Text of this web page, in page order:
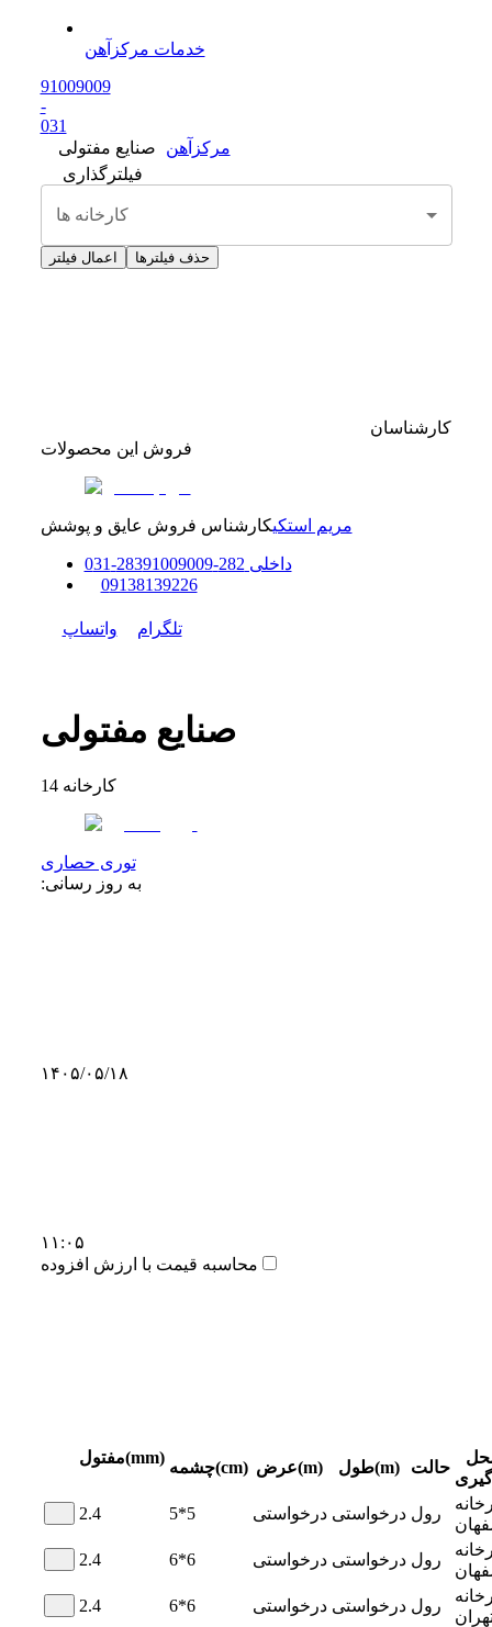
خدمات مرکزآهن
91009009
-
031
مرکزآهن
صنایع مفتولی
صنایع مفتولی
14 کارخانه
توری حصاری
به روز رسانی:
۱۴۰۵/۰۵/۱۸
۱۱:۰۵
محاسبه قیمت با ارزش افزوده
مفتول(mm)
چشمه(cm) عرض(m) طول(m) حالت
2.4
5*5 درخواستی درخواستی رول
2.4
6*6 درخواستی درخواستی رول
2.4
6*6 درخواستی درخواستی رول
فیلترگذاری
کارخانه ها
اعمال فیلتر حذف فیلترها
کارشناسان
فروش این محصولات
مریم استکیکارشناس فروش عایق و پوشش
داخلی 282-283
91009009
-
031
09138139226
تلگرام واتساپ